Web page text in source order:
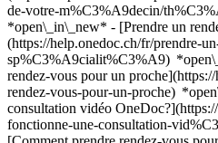
de-votre-m%C3%A9decin/
*open\_in\_new* - [Prendre un
(https://help.onedoc.ch/fr/prendre-
sp%C3%A9cialit%C3%A9)
rendez-vous pour un
rendez-vous-pour-un-proche)
consultation vidéo
fonctionne-une-consultation-